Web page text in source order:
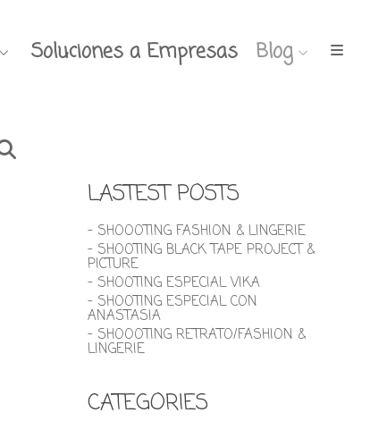
Soluciones a Empresas Blog
LASTEST POSTS
- SHOOOTING FASHION & LINGERIE
- SHOOTING BLACK TAPE PROJECT &
PICTURE
- SHOOTING ESPECIAL VIKA
- SHOOTING ESPECIAL CON
ANASTASIA
- SHOOOTING RETRATO/FASHION &
LINGERIE
CATEGORIES